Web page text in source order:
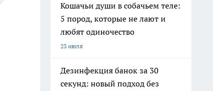
Кошачьи души в собачьем теле:
5 пород, которые не лают и
любят одиночество
23 июля
Дезинфекция банок за 30
секунд: новый подход без